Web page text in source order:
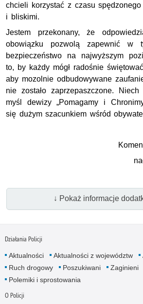
chcieli korzystać z czasu
i bliskimi.
Jestem przekonany, że
obowiązku pozwolą zapewnić w
bezpieczeństwo na najwyższym
to, by każdy mógł radośnie
aby mozolnie odbudowywane
nie zostało zaprzepaszczone.
myśl dewizy „Pomagamy i
się dużym szacunkiem wśród
↓ Pokaż informacje
Działania Policji
Aktualności Aktualności z województw
Ruch drogowy
Poszukiwani Zaginieni
Polemiki i sprostowania
O Policji